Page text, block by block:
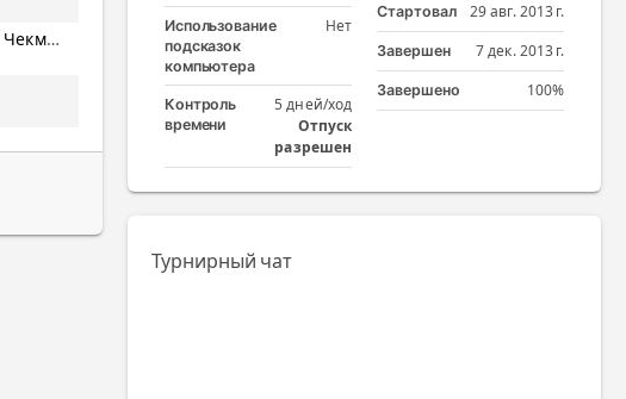
Сергей Викторович Чекменёв
Использование
подсказок
компьютера
Нет
Контроль
времени
5 дней/ход
Отпуск
разрешен
Стартовал 29 авг. 2013 г.
Завершен 7 дек. 2013 г.
Завершено 100%
Турнирный чат